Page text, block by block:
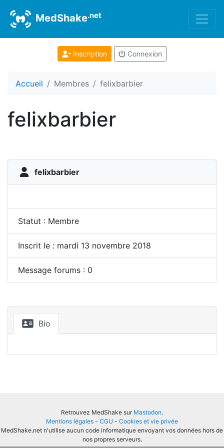
MedShake.net
Inscription Connexion
Accueil Membres felixbarbier
felixbarbier
felixbarbier
Statut : Membre
Inscrit le : mardi 13 novembre 2018
Message forums : 0
Bio
Retrouvez MedShake sur Mastodon.
Mentions légales - CGU - Cookies et vie privée
MedShake.net n'utilise aucun code informatique envoyant vos données hors de
nos propres serveurs.